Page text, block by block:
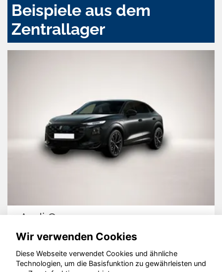
Beispiele aus dem
Zentrallager
Audi Q3
Wir verwenden Cookies
Diese Webseite verwendet Cookies und ähnliche
Technologien, um die Basisfunktion zu gewährleisten und